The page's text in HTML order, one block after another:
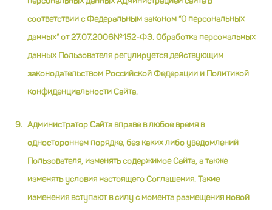
соответствии с Федеральным законом “О персональных
данных” от 27.07.2006№152-ФЗ. Обработка персональных
данных Пользователя регулируется действующим
законодательством Российской Федерации и Политикой
конфиденциальности Сайта.
Администратор Сайта вправе в любое время в
одностороннем порядке, без каких либо уведомлений
Пользователя, изменять содержимое Сайта, а также
изменять условия настоящего Соглашения. Такие
изменения вступают в силу с момента размещения новой